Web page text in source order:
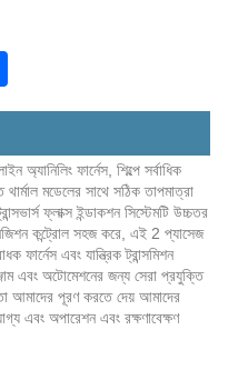
ফার্নেস, শিল্পে সর্বাধিক
মডেলের সাথে সঠিক তাপমাত্রা
ফ্লাক্স ইন্ডাকশন সিস্টেমটি উচ্চতর
কন্ট্রোল সহজ করে, এই 2 প্যাসেজ
ফার্নেস এবং যান্ত্রিক ট্রান্সমিশন
এবং অটোমেশনের জন্য সেরা প্রযুক্তি
আমাদের পূরণ করতে দেয় আমাদের
এবং অপারেশন এবং রক্ষণাবেক্ষণ